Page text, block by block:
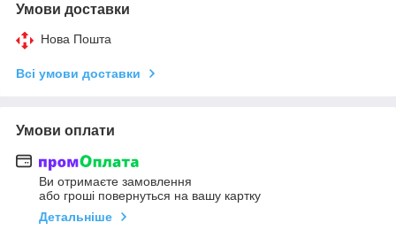
Умови доставки
Нова Пошта
Всі умови доставки
Умови оплати
Ви отримаєте замовлення
або гроші повернуться на вашу картку
Детальніше